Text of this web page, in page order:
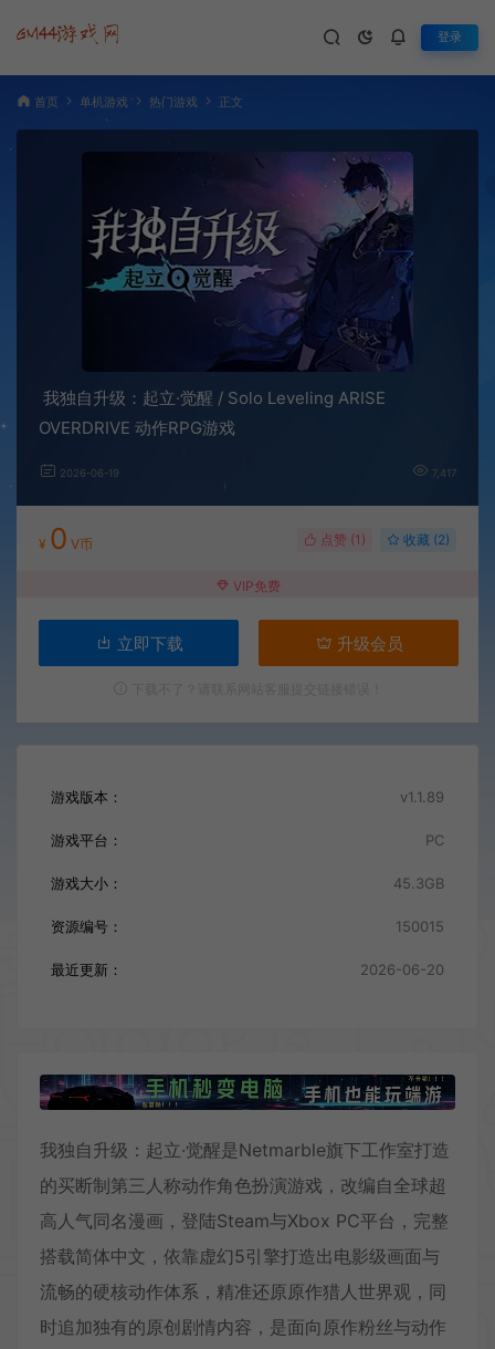
登录
首页 单机游戏 热门游戏 正文
我独自升级：起立·觉醒 / Solo Leveling ARISE
OVERDRIVE 动作RPG游戏
2026-06-19 7,417
¥ 0 V币 点赞 (1 ) 收藏 (2)
VIP免费
立即下载 升级会员
游戏版本： v1.1.89
游戏平台： PC
游戏大小： 45.3GB
资源编号： 150015
最近更新： 2026-06-20
我独自升级：起立·觉醒是Netmarble旗下工作室打造
的买断制第三人称动作角色扮演游戏，改编自全球超
高人气同名漫画，登陆Steam与Xbox PC平台，完整
搭载简体中文，依靠虚幻5引擎打造出电影级画面与
流畅的硬核动作体系，精准还原原作猎人世界观，同
时追加独有的原创剧情内容，是面向原作粉丝与动作